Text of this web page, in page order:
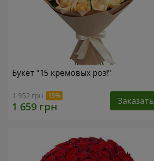
Букет "15 кремовых роз!"
1 952 грн Заказать